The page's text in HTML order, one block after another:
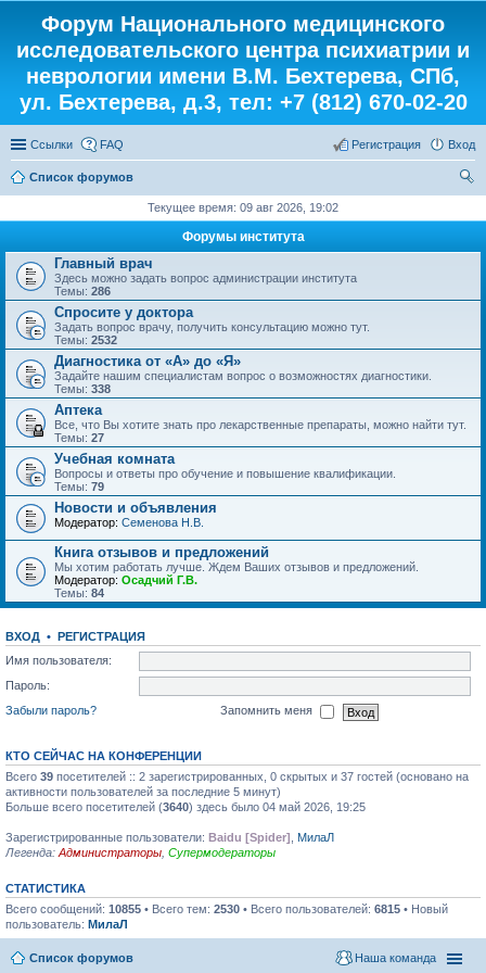
Форум Национального медицинского
исследовательского центра психиатрии и
неврологии имени В.М. Бехтерева, СПб,
ул. Бехтерева, д.3, тел: +7 (812) 670-02-20
Ссылки FAQ Вход
Регистрация
Список форумов
Текущее время: 09 авг 2026, 19:02
Форумы института
Главный врач
Здесь можно задать вопрос администрации института
Темы: 286
Спросите у доктора
Задать вопрос врачу, получить консультацию можно тут.
Темы: 2532
Диагностика от «А» до «Я»
Задайте нашим специалистам вопрос о возможностях диагностики.
Темы: 338
Аптека
Все, что Вы хотите знать про лекарственные препараты, можно найти тут.
Темы: 27
Учебная комната
Вопросы и ответы про обучение и повышение квалификации.
Темы: 79
Новости и объявления
Модератор: Семенова Н.В.
Книга отзывов и предложений
Мы хотим работать лучше. Ждем Ваших отзывов и предложений.
Модератор: Осадчий Г.В.
Темы: 84
ВХОД • РЕГИСТРАЦИЯ
Имя пользователя:
Пароль:
Забыли пароль?
Запомнить меня
КТО СЕЙЧАС НА КОНФЕРЕНЦИИ
Всего 39 посетителей :: 2 зарегистрированных, 0 скрытых и 37 гостей (основано на
активности пользователей за последние 5 минут)
Больше всего посетителей (3640) здесь было 04 май 2026, 19:25
Зарегистрированные пользователи: Baidu [Spider]
МилаЛ
Легенда: Администраторы Супермодераторы
СТАТИСТИКА
Всего сообщений: 10855 • Всего тем: 2530 • Всего пользователей: 6815 • Новый
пользователь: МилаЛ
Список форумов Наша команда